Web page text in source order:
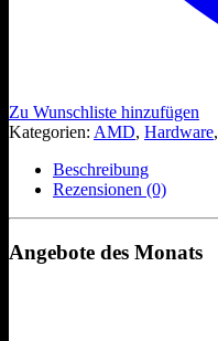
Zu Wunschliste hinzufügen
Kategorien: AMD, Hardware,
Beschreibung
Rezensionen (0)
Angebote des Monats